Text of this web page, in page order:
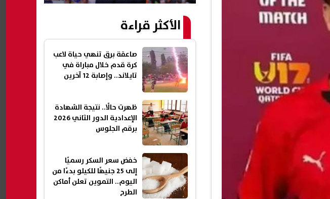
الأكثر قراءة
صاعقة برق تنهي حياة لاعب
كرة قدم خلال مباراة في
تايلاند.. وإصابة 12 آخرين
ظهرت حالًا.. نتيجة الشهادة
الإعدادية الدور الثاني 2026
برقم الجلوس
خفض سعر السكر رسميًا
إلى 25 جنيهًا للكيلو بدءًا من
اليوم.. التموين تعلن أماكن
الطرح